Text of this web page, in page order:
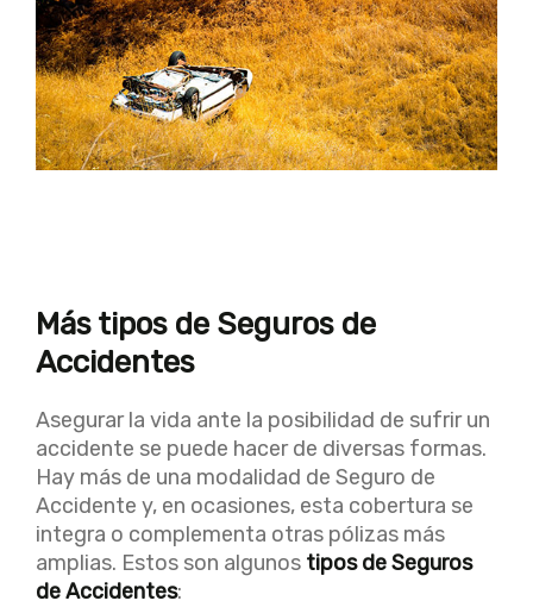
Más tipos de Seguros de
Accidentes
Asegurar la vida ante la posibilidad de sufrir un
accidente se puede hacer de diversas formas.
Hay más de una modalidad de Seguro de
Accidente y, en ocasiones, esta cobertura se
integra o complementa otras pólizas más
amplias. Estos son algunos tipos de Seguros
de Accidentes: